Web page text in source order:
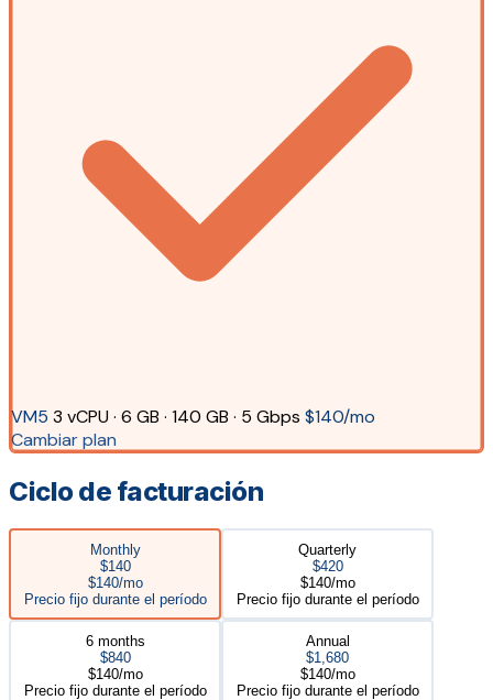
VM5 3 vCPU · 6 GB · 140 GB · 5 Gbps $140/mo
Cambiar plan
Ciclo de facturación
Monthly
$140
$140/mo
Precio fijo durante el período
Quarterly
$420
$140/mo
Precio fijo durante el período
6 months
$840
$140/mo
Precio fijo durante el período
Annual
$1,680
$140/mo
Precio fijo durante el período